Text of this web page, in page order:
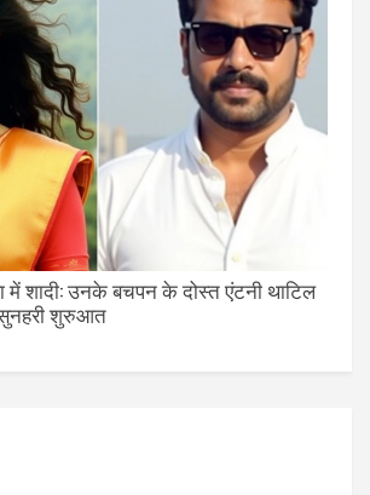
में शादी: उनके बचपन के दोस्त एंटनी थाटिल
शुरुआत